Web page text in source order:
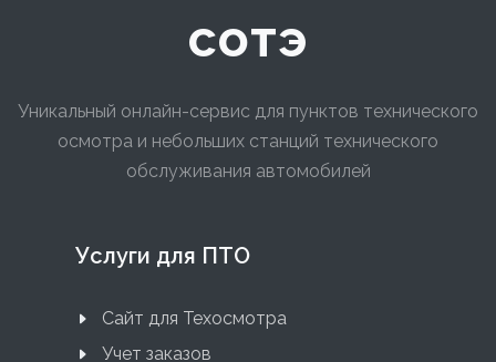
сотэ
Уникальный онлайн-сервис для пунктов технического
осмотра и небольших станций технического
обслуживания автомобилей
Услуги для ПТО
Сайт для Техосмотра
Учет заказов